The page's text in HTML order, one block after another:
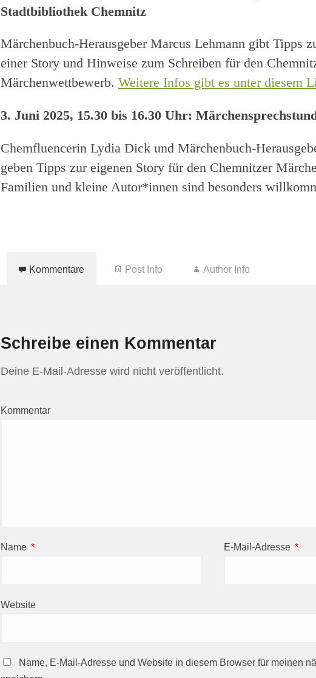
Stadtbibliothek Chemnitz
Märchenbuch-Herausgeber Marcus Lehmann gibt Tipps
einer Story und Hinweise zum Schreiben für den
Märchenwettbewerb. Weitere Infos gibt es unter diesem
3. Juni 2025, 15.30 bis 16.30 Uhr:
Chemfluencerin Lydia Dick und Märchenbuch-
geben Tipps zur eigenen Story für den Chemnitzer
Familien und kleine Autor*innen sind besonders
Kommentare Post Info Author Info
Schreibe einen Kommentar
Deine E-Mail-Adresse wird nicht veröffentlicht.
Kommentar
Name * E-Mail-Adresse *
Website
Name, E-Mail-Adresse und Website in diesem Browser für meinen